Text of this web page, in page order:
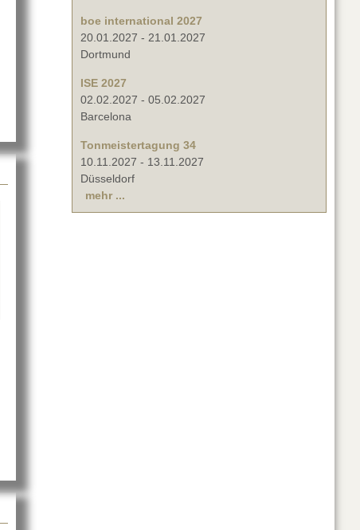
bei RIEDEL Networks
boe international 2027
20.01.2027 - 21.01.2027
Dortmund
ISE 2027
02.02.2027 - 05.02.2027
Barcelona
Tonmeistertagung 34
10.11.2027 - 13.11.2027
Düsseldorf
mehr ...